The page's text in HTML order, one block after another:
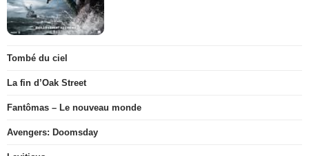
Tombé du ciel
La fin d’Oak Street
Fantômas – Le nouveau monde
Avengers: Doomsday